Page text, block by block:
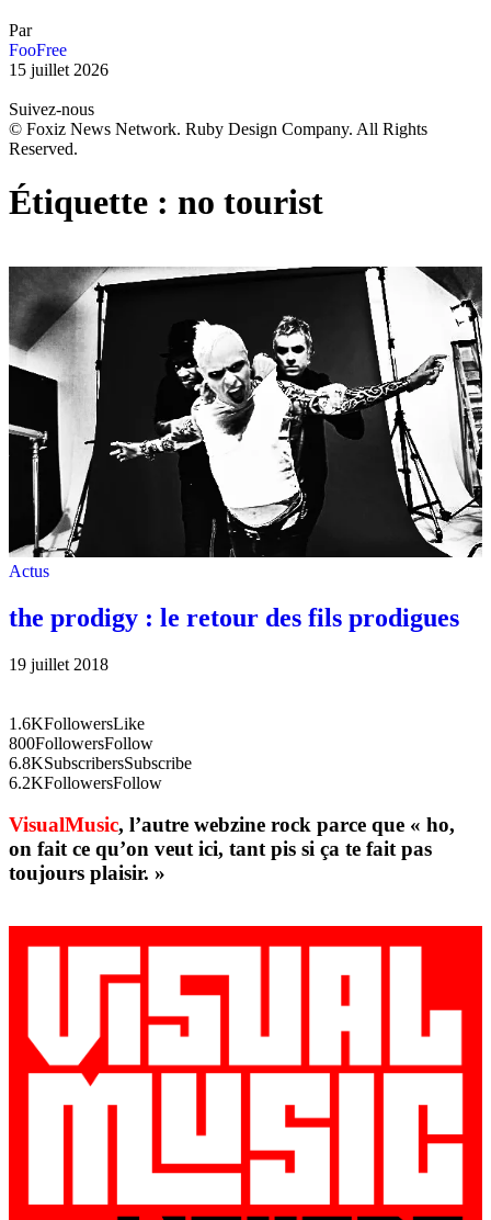
Par
FooFree
15 juillet 2026
Suivez-nous
© Foxiz News Network. Ruby Design Company. All Rights
Reserved.
Étiquette : no tourist
Actus
the prodigy : le retour des fils prodigues
19 juillet 2018
1.6KFollowersLike
800FollowersFollow
6.8KSubscribersSubscribe
6.2KFollowersFollow
VisualMusic, l’autre webzine rock parce que « ho,
on fait ce qu’on veut ici, tant pis si ça te fait pas
toujours plaisir. »